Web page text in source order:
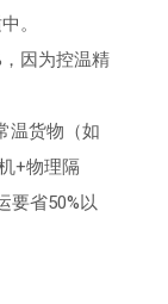
。
因为控温精
温货物（如
+物理隔
要省50%以